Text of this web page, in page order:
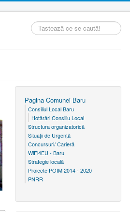
Căutare
...
Pagina Comunei Baru
Consiliul Local Baru
Hotărâri Consiliu Local
Structura organizatorică
Situaţii de Urgenţă
Concursuri/ Carieră
WiFi4EU - Baru
Strategie locală
Proiecte POIM 2014 - 2020
PNRR